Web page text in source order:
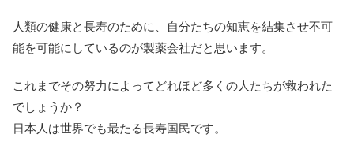
人類の健康と長寿のために、自分たちの知恵を結集させ不可
能を可能にしているのが製薬会社だと思います。
これまでその努力によってどれほど多くの人たちが救われた
でしょうか？
日本人は世界でも最たる長寿国民です。